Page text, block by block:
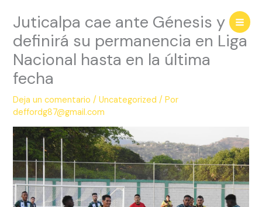
contenido
Juticalpa cae ante Génesis y
definirá su permanencia en Liga
Nacional hasta en la última
fecha
Deja un comentario /Uncategorized / Por
deffordg87@gmail.com